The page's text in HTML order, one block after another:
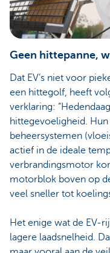
Geen hittepanne,
Dat EV’s niet voor
een hittegolf, heeft
verklaring:
hittegevoeligheid.
beheersystemen
actief in de ideale
verbrandingsmotor
motorblok boven op
veel sneller tot
Het enige wat de EV-
lagere laadsnelheid.